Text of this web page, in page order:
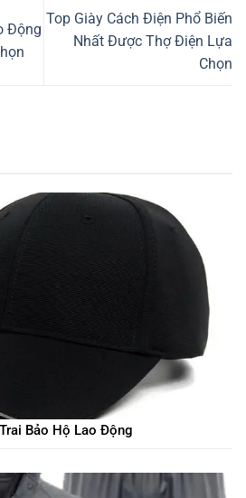
Động
Top Giày Cách Điện Phổ Biến
Nhất Được Thợ Điện Lựa
Chọn
Bảo Hộ Lao Động